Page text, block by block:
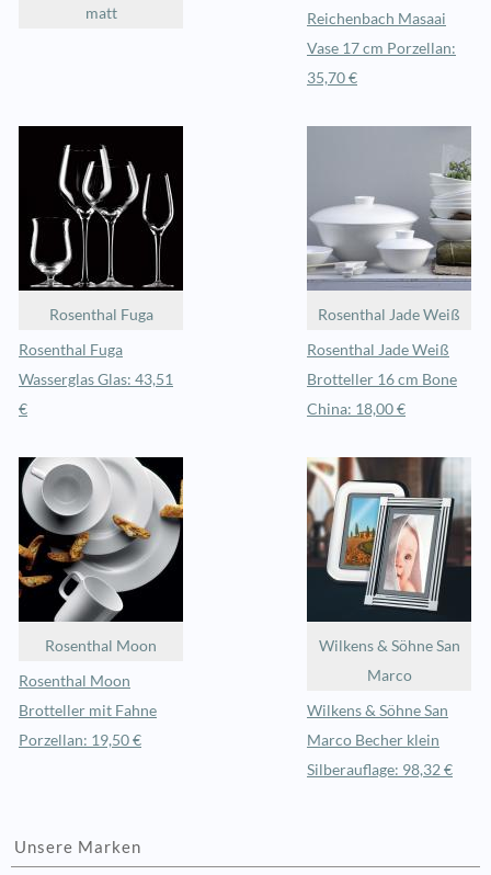
matt
Reichenbach Masaai
Vase 17 cm Porzellan:
35,70 €
Rosenthal Fuga
Rosenthal Fuga
Wasserglas Glas: 43,51
€
Rosenthal Jade Weiß
Rosenthal Jade Weiß
Brotteller 16 cm Bone
China: 18,00 €
Rosenthal Moon
Rosenthal Moon
Brotteller mit Fahne
Porzellan: 19,50 €
Wilkens & Söhne San
Marco
Wilkens & Söhne San
Marco Becher klein
Silberauflage: 98,32 €
Unsere Marken